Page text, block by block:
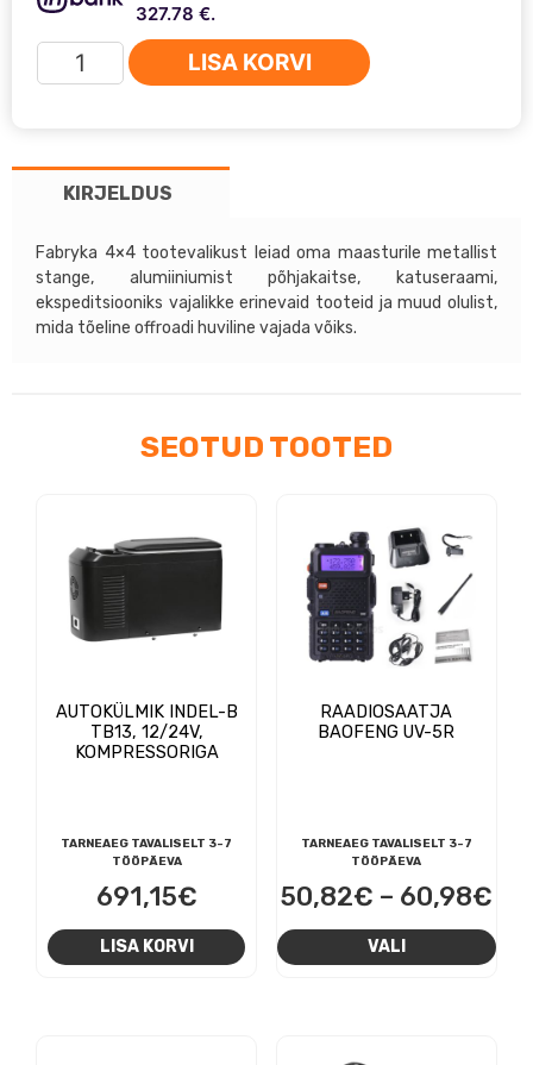
327.78 €.
Katuseraam
TOYOTA
J125
02-
(võrkpõhjaga)
kogus
LISA KORVI
KIRJELDUS
Fabryka 4×4 tootevalikust leiad oma maasturile metallist
stange, alumiiniumist põhjakaitse, katuseraami,
ekspeditsiooniks vajalikke erinevaid tooteid ja muud olulist,
mida tõeline offroadi huviline vajada võiks.
SEOTUD TOOTED
AUTOKÜLMIK INDEL-B
TB13, 12/24V,
KOMPRESSORIGA
TARNEAEG TAVALISELT 3-7
TÖÖPÄEVA
691,15€
LISA KORVI
RAADIOSAATJA
BAOFENG UV-5R
TARNEAEG TAVALISELT 3-7
TÖÖPÄEVA
50,82€ – 60,98€
VALI